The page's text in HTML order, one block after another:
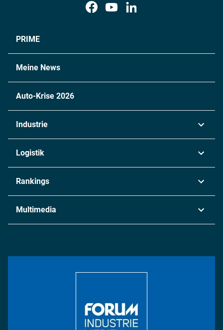
PRIME
Meine News
Auto-Krise 2026
Industrie
Chemie
Metall
Energie
Logistik
Rankings
Multimedia